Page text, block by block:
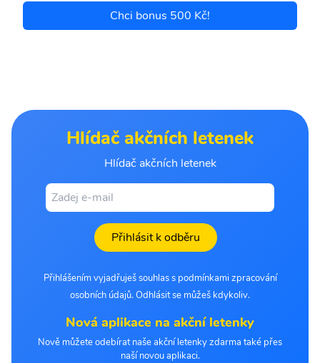
Chci bonus 500 Kč!
Hlídač akčních letenek
Hlídač akčních letenek
Přihlásit k odběru
Přihlášením vyjadřuješ souhlas s podmínkami zpracování
osobních údajů. Odhlásit se můžeš kdykoliv.
Nová aplikace na akční letenky
Nově můžete odebírat naše akční letenky zdarma také přes
naší novou aplikaci.